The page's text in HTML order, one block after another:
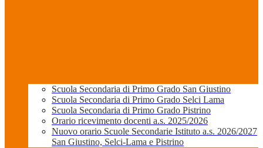
Scuola Secondaria di Primo Grado San Giustino
Scuola Secondaria di Primo Grado Selci Lama
Scuola Secondaria di Primo Grado Pistrino
Orario ricevimento docenti a.s. 2025/2026
Nuovo orario Scuole Secondarie Istituto a.s. 2026/2027
San Giustino, Selci-Lama e Pistrino